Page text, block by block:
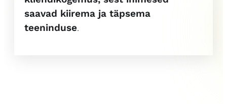
saavad kiirema ja täpsema
teeninduse.